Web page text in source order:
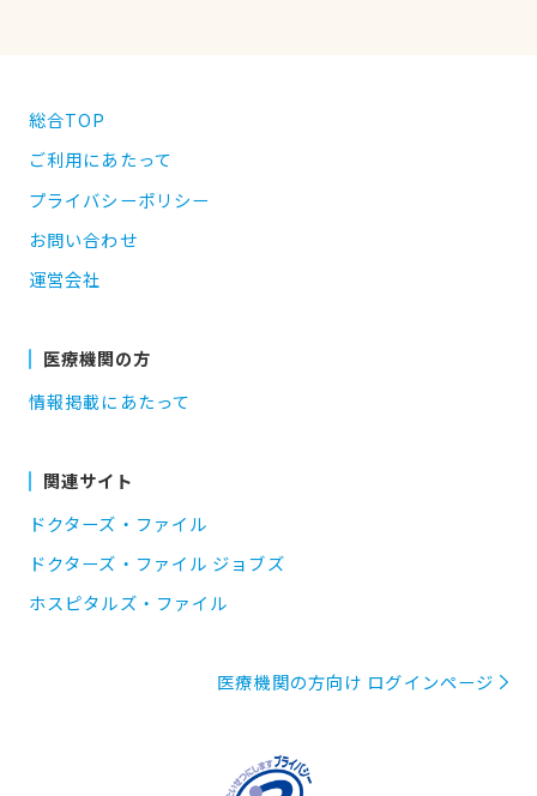
総合TOP
ご利用にあたって
プライバシーポリシー
お問い合わせ
運営会社
医療機関の方
情報掲載にあたって
関連サイト
ドクターズ・ファイル
ドクターズ・ファイル ジョブズ
ホスピタルズ・ファイル
医療機関の方向け ログインページ